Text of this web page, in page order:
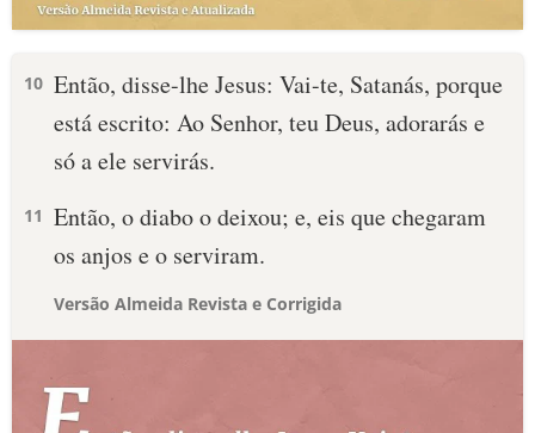
10 Então, disse-lhe Jesus: Vai-te, Satanás, porque
está escrito: Ao Senhor, teu Deus, adorarás e
só a ele servirás.
11 Então, o diabo o deixou; e, eis que chegaram
os anjos e o serviram.
Versão Almeida Revista e Corrigida